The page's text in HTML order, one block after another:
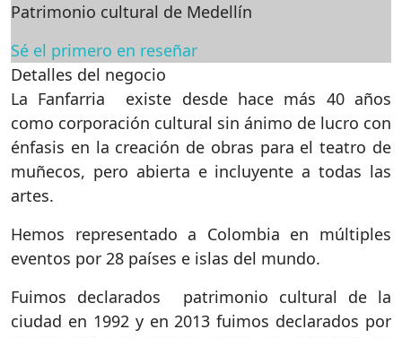
Patrimonio cultural de Medellín
Sé el primero en reseñar
Detalles del negocio
La Fanfarria existe desde hace más 40 años
como corporación cultural sin ánimo de lucro con
énfasis en la creación de obras para el teatro de
muñecos, pero abierta e incluyente a todas las
artes.
Hemos representado a Colombia en múltiples
eventos por 28 países e islas del mundo.
Fuimos declarados patrimonio cultural de la
ciudad en 1992 y en 2013 fuimos declarados por